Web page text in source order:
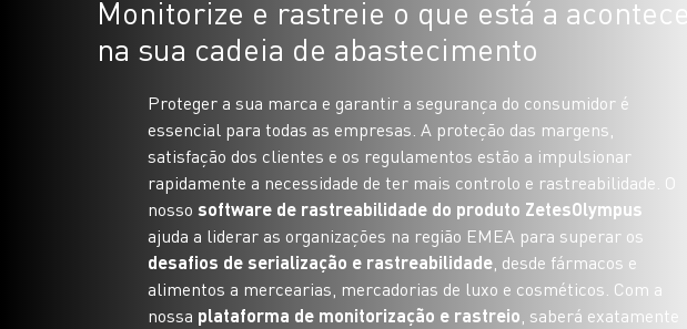
Monitorize e rastreie o que está a acontecer
na sua cadeia de abastecimento
Proteger a sua marca e garantir a segurança do consumidor é
essencial para todas as empresas. A proteção das margens,
satisfação dos clientes e os regulamentos estão a impulsionar
rapidamente a necessidade de ter mais controlo e rastreabilidade. O
nosso software de rastreabilidade do produto ZetesOlympus
ajuda a liderar as organizações na região EMEA para superar os
desafios de serialização e rastreabilidade, desde fármacos e
alimentos a mercearias, mercadorias de luxo e cosméticos. Com a
nossa plataforma de monitorização e rastreio , saberá exatamente